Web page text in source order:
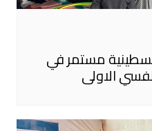
مستمر في
الاولى